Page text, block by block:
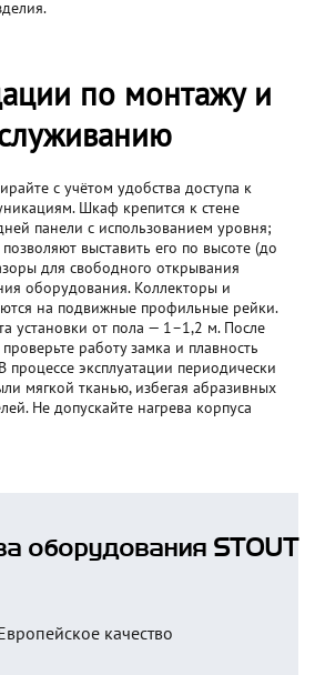
по монтажу и
с учётом удобства доступа к
Шкаф крепится к стене
панели с использованием уровня;
выставить его по высоте (до
для свободного открывания
оборудования. Коллекторы и
на подвижные профильные рейки.
установки от пола — 1–1,2 м. После
работу замка и плавность
эксплуатации периодически
мягкой тканью, избегая абразивных
Не допускайте нагрева корпуса
оборудования STOUT
качество